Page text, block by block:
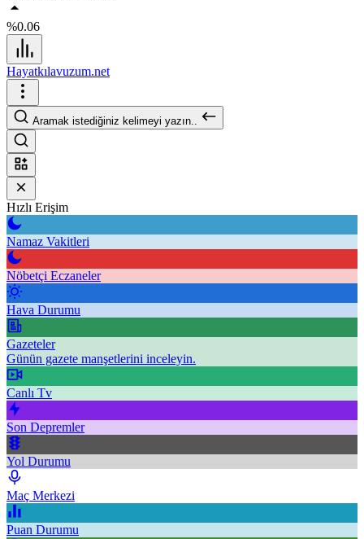
%0.06
Hayatkılavuzum.net
Aramak istediğiniz kelimeyi yazın..
Hızlı Erişim
Namaz Vakitleri
Nöbetçi Eczaneler
Hava Durumu
Gazeteler
Günün gazete manşetlerini inceleyin.
Canlı Tv
Son Depremler
Yol Durumu
Maç Merkezi
Puan Durumu